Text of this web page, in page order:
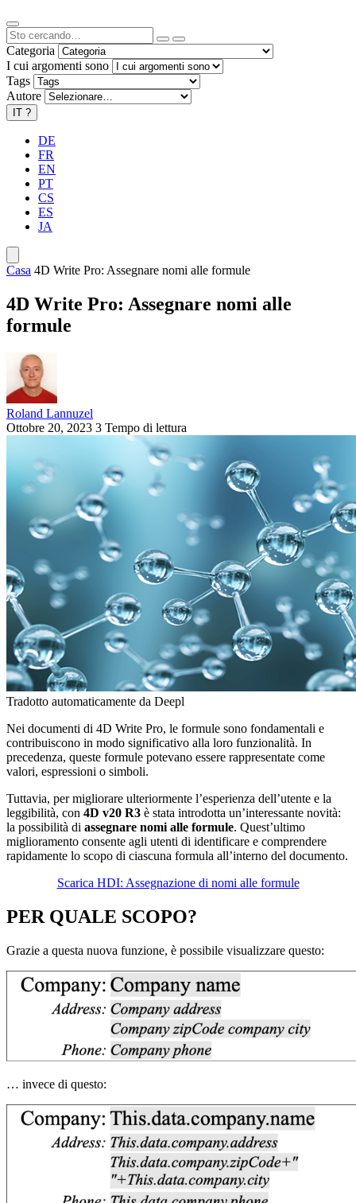
Categoria
I cui argomenti sono
Tags
Autore
IT ?
DE
FR
EN
PT
CS
ES
JA
Casa 4D Write Pro: Assegnare nomi alle formule
4D Write Pro: Assegnare nomi alle
formule
Roland Lannuzel
Ottobre 20, 2023 3 Tempo di lettura
Tradotto automaticamente da Deepl
Nei documenti di 4D Write Pro, le formule sono fondamentali e
contribuiscono in modo significativo alla loro funzionalità. In
precedenza, queste formule potevano essere rappresentate come
valori, espressioni o simboli.
Tuttavia, per migliorare ulteriormente l’esperienza dell’utente e la
leggibilità, con 4D v20 R3 è stata introdotta un’interessante novità:
la possibilità di assegnare nomi alle formule. Quest’ultimo
miglioramento consente agli utenti di identificare e comprendere
rapidamente lo scopo di ciascuna formula all’interno del documento.
Scarica HDI: Assegnazione di nomi alle formule
PER QUALE SCOPO?
Grazie a questa nuova funzione, è possibile visualizzare questo:
… invece di questo: